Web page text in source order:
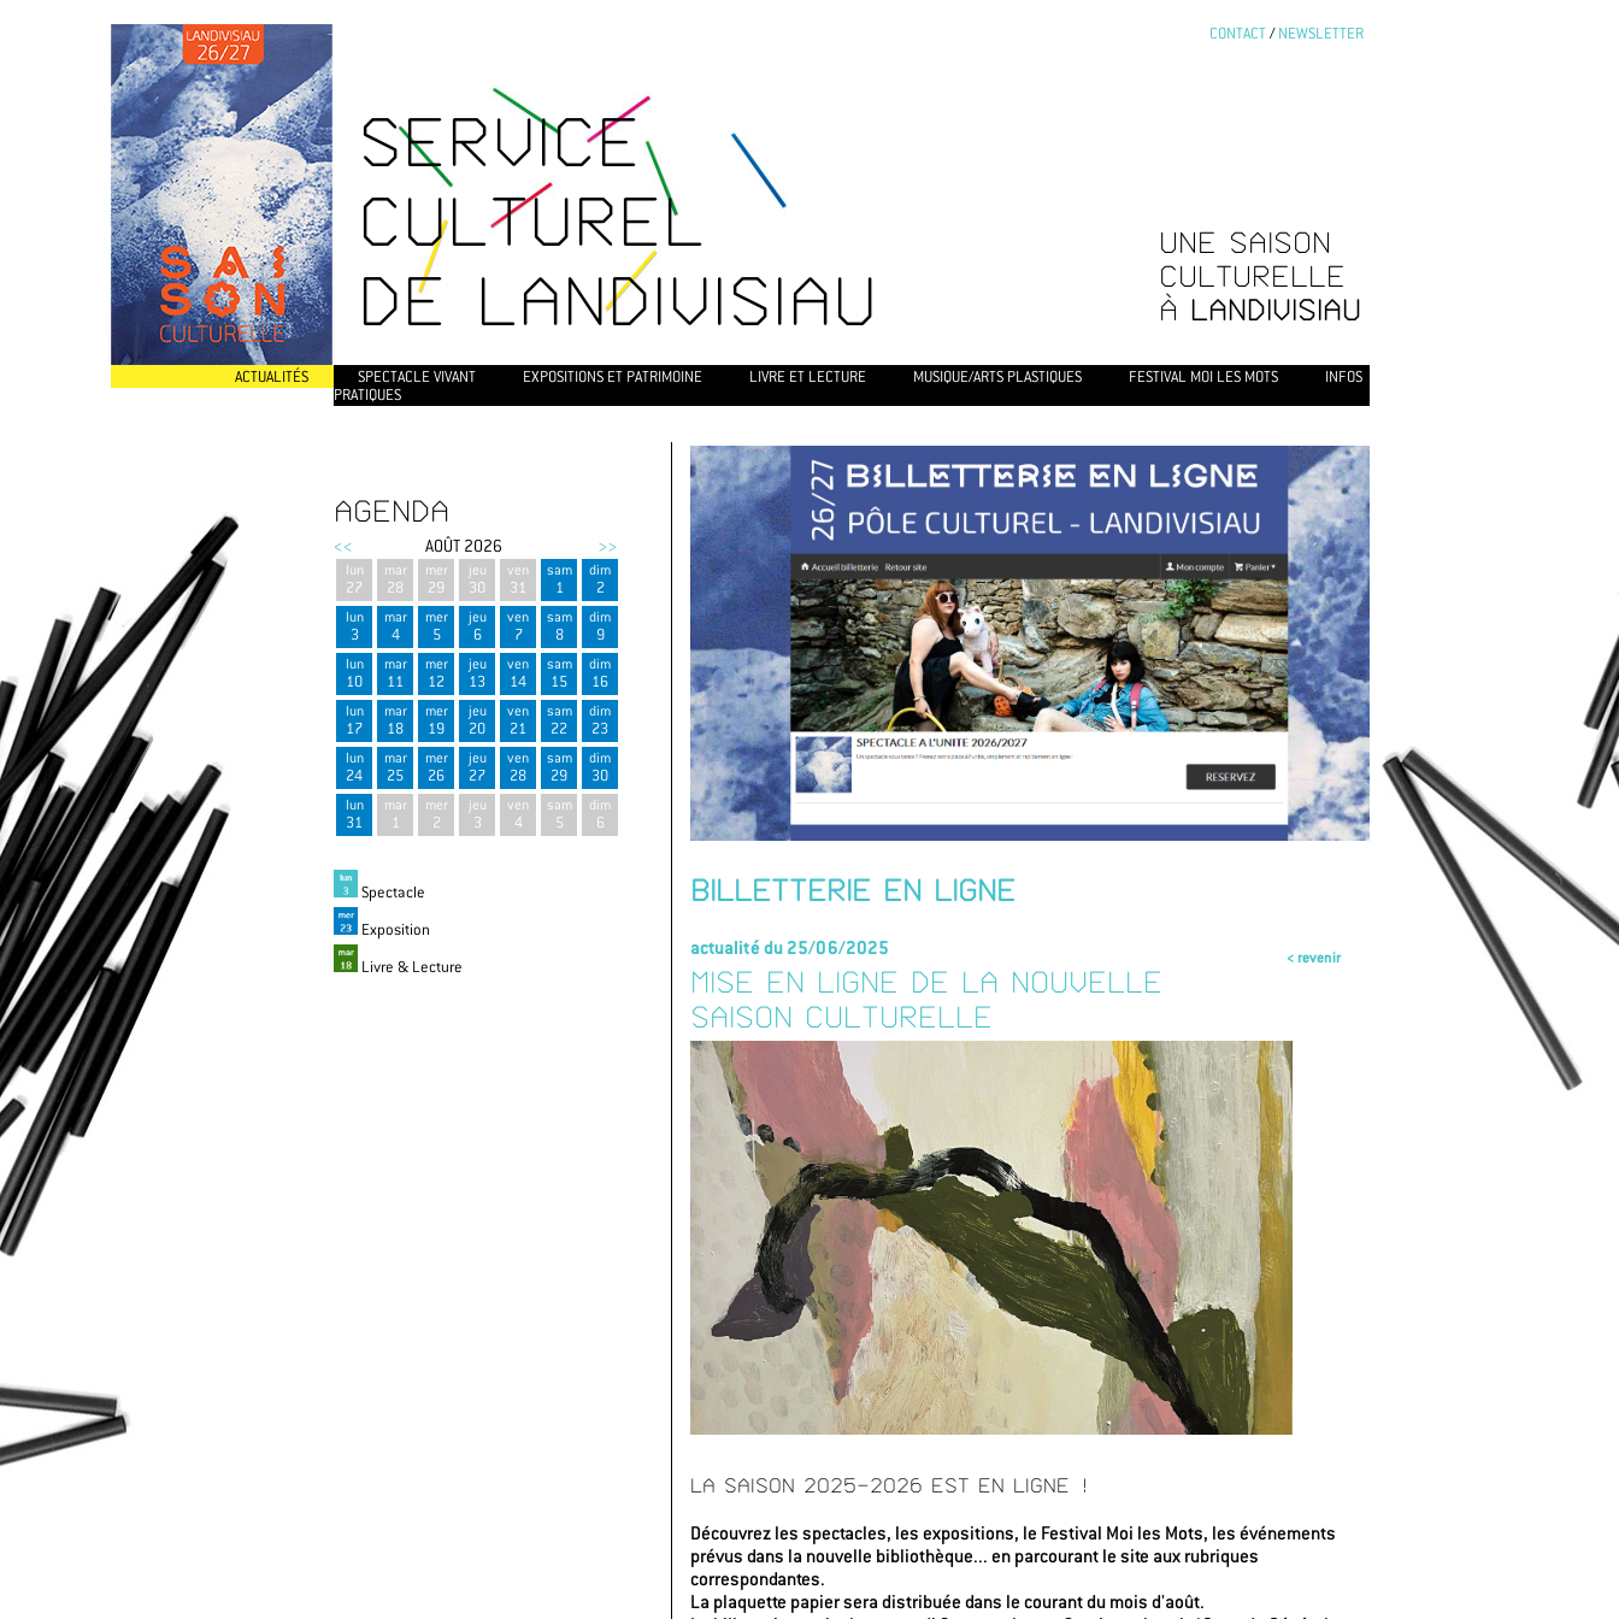
CONTACT / NEWSLETTER
SERVICE
CULTUREL
DE LANDIVISIAU
UNE SAISON
CULTURELLE
À LANDIVISIAU
ACTUALITÉS SPECTACLE VIVANT EXPOSITIONS ET PATRIMOINE LIVRE ET LECTURE MUSIQUE/ARTS PLASTIQUES FESTIVAL MOI LES MOTS
INFOS
PRATIQUES
AGENDA
<< AOÛT 2026 >>
lun
27
mar
28
mer
29
jeu
30
ven
31
sam
1
dim
2
lun
3
mar
4
mer
5
jeu
6
ven
7
sam
8
dim
9
lun
10
mar
11
mer
12
jeu
13
ven
14
sam
15
dim
16
lun
17
mar
18
mer
19
jeu
20
ven
21
sam
22
dim
23
lun
24
mar
25
mer
26
jeu
27
ven
28
sam
29
dim
30
lun
31
mar
1
mer
2
jeu
3
ven
4
sam
5
dim
6
Spectacle
Exposition
Livre & Lecture
BILLETTERIE EN LIGNE
< revenir
actualité du 25/06/2025
MISE EN LIGNE DE LA NOUVELLE
SAISON CULTURELLE
LA SAISON 2025-2026 EST EN LIGNE !
Découvrez les spectacles, les expositions, le Festival Moi les Mots, les événements
prévus dans la nouvelle bibliothèque... en parcourant le site aux rubriques
correspondantes.
La plaquette papier sera distribuée dans le courant du mois d'août.